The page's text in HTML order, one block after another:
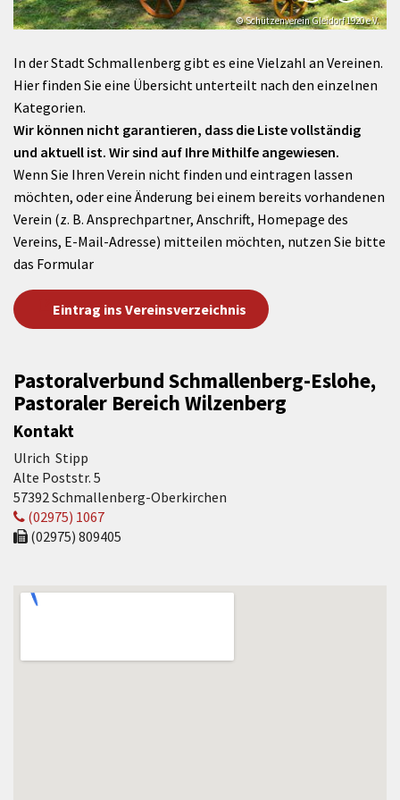
© Schützenverein Gleidorf 1920 e.V.
In der Stadt Schmallenberg gibt es eine Vielzahl an Vereinen.
Hier finden Sie eine Übersicht unterteilt nach den einzelnen
Kategorien.
Wir können nicht garantieren, dass die Liste vollständig
und aktuell ist. Wir sind auf Ihre Mithilfe angewiesen.
Wenn Sie Ihren Verein nicht finden und eintragen lassen
möchten, oder eine Änderung bei einem bereits vorhandenen
Verein (z. B. Ansprechpartner, Anschrift, Homepage des
Vereins, E-Mail-Adresse) mitteilen möchten, nutzen Sie bitte
das Formular
Eintrag ins Vereinsverzeichnis
Pastoralverbund Schmallenberg-Eslohe,
Pastoraler Bereich Wilzenberg
Kontakt
Ulrich Stipp
Alte Poststr. 5
57392 Schmallenberg-Oberkirchen
(02975) 1067
(02975) 809405